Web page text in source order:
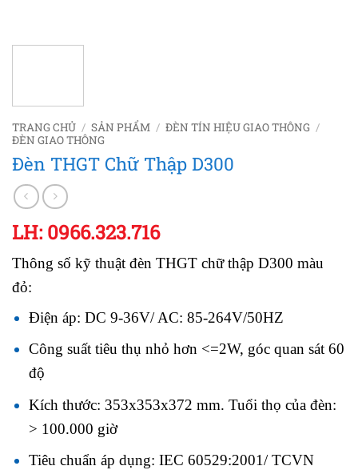
TRANG CHỦ / SẢN PHẨM / ĐÈN TÍN HIỆU GIAO THÔNG /
ĐÈN GIAO THÔNG
Đèn THGT Chữ Thập D300
LH: 0966.323.716
Thông số kỹ thuật đèn THGT chữ thập D300 màu
đỏ:
Điện áp: DC 9-36V/ AC: 85-264V/50HZ
Công suất tiêu thụ nhỏ hơn <=2W, góc quan sát 60
độ
Kích thước: 353x353x372 mm. Tuổi thọ của đèn:
> 100.000 giờ
Tiêu chuẩn áp dụng: IEC 60529:2001/ TCVN